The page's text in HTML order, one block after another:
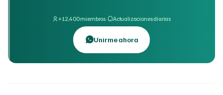
+12,400 miembros· Actualizaciones diarias
Unirme ahora